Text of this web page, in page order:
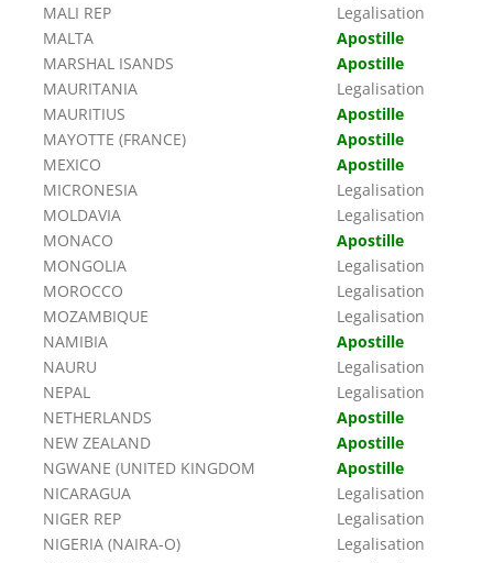
MALI REP
Legalisation
MALTA
Apostille
MARSHAL ISANDS
Apostille
MAURITANIA
Legalisation
MAURITIUS
Apostille
MAYOTTE (FRANCE)
Apostille
MEXICO
Apostille
MICRONESIA
Legalisation
MOLDAVIA
Legalisation
MONACO
Apostille
MONGOLIA
Legalisation
MOROCCO
Legalisation
MOZAMBIQUE
Legalisation
NAMIBIA
Apostille
NAURU
Legalisation
NEPAL
Legalisation
NETHERLANDS
Apostille
NEW ZEALAND
Apostille
NGWANE (UNITED KINGDOM
Apostille
NICARAGUA
Legalisation
NIGER REP
Legalisation
NIGERIA (NAIRA-O)
Legalisation